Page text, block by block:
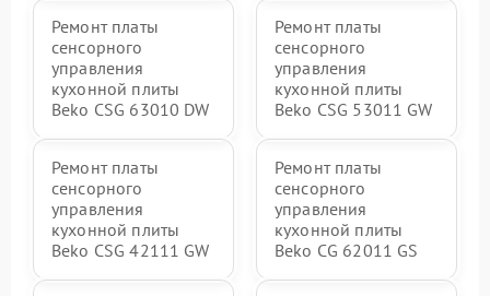
Ремонт платы
сенсорного
управления
кухонной плиты
Beko CSG 63010 DW
Ремонт платы
сенсорного
управления
кухонной плиты
Beko CSG 53011 GW
Ремонт платы
сенсорного
управления
кухонной плиты
Beko CSG 42111 GW
Ремонт платы
сенсорного
управления
кухонной плиты
Beko CG 62011 GS